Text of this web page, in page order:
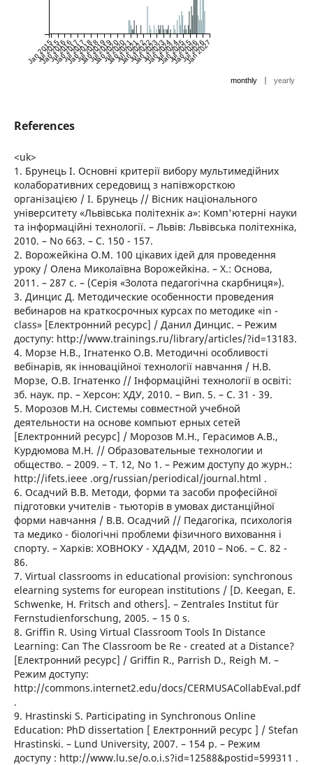
Jan 2015
Jul 2015
Jan 2016
Jul 2016
Jan 2017
Jul 2017
Jan 2018
Jul 2018
Jan 2019
Jul 2019
Jan 2020
Jul 2020
Jan 2021
Jul 2021
Jan 2022
Jul 2022
Jan 2023
Jul 2023
Jan 2024
Jul 2024
Jan 2025
Jul 2025
Jan 2026
Jul 2026
Jan 2027
monthly | yearly
References
<uk>
1. Брунець І. Основні критерії вибору мультимедійних
колаборативних середовищ з напівжорсткою
організацією / І. Брунець // Вісник національного
університету «Львівська політехнік а»: Комп'ютерні науки
та інформаційні технології. – Львів: Львівська політехніка,
2010. – No 663. – С. 150 - 157.
2. Ворожейкіна О.М. 100 цікавих ідей для проведення
уроку / Олена Миколаївна Ворожейкіна. – Х.: Основа,
2011. – 287 с. – (Серія «Золота педагогічна скарбниця»).
3. Динцис Д. Методические особенности проведения
вебинаров на краткосрочных курсах по методике «in -
class» [Електронний ресурс] / Данил Динцис. – Режим
доступу: http://www.trainings.ru/library/articles/?id=13183.
4. Морзе Н.В., Ігнатенко О.В. Методичні особливості
вебінарів, як інноваційної технології навчання / Н.В.
Морзе, О.В. Ігнатенко // Інформаційні технології в освіті:
зб. наук. пр. – Херсон: ХДУ, 2010. – Вип. 5. – С. 31 - 39.
5. Морозов М.Н. Системы совместной учебной
деятельности на основе компьют ерных сетей
[Електронний ресурс] / Морозов М.Н., Герасимов А.В.,
Курдюмова М.Н. // Образовательные технологии и
общество. – 2009. – Т. 12, No 1. – Режим доступу до журн.:
http://ifets.ieee .org/russian/periodical/journal.html .
6. Осадчий В.В. Методи, форми та засоби професійної
підготовки учителів - тьюторів в умовах дистанційної
форми навчання / В.В. Осадчий // Педагогіка, психологія
та медико - біологічні проблеми фізичного виховання і
спорту. – Харків: ХОВНОКУ - ХДАДМ, 2010 – No6. – С. 82 -
86.
7. Virtual classrooms in educational provision: synchronous
elearning systems for european institutions / [D. Keegan, E.
Schwenke, H. Fritsch and others]. – Zentrales Institut für
Fernstudienforschung, 2005. – 15 0 s.
8. Griffin R. Using Virtual Classroom Tools In Distance
Learning: Can The Classroom be Re - created at a Distance?
[Електронний ресурс] / Griffin R., Parrish D., Reigh M. –
Режим доступу:
http://commons.internet2.edu/docs/CERMUSACollabEval.pdf
.
9. Hrastinski S. Participating in Synchronous Online
Education: PhD dissertation [ Електронний ресурс ] / Stefan
Hrastinski. – Lund University, 2007. – 154 p. – Режим
доступу : http://www.lu.se/o.o.i.s?id=12588&postid=599311 .